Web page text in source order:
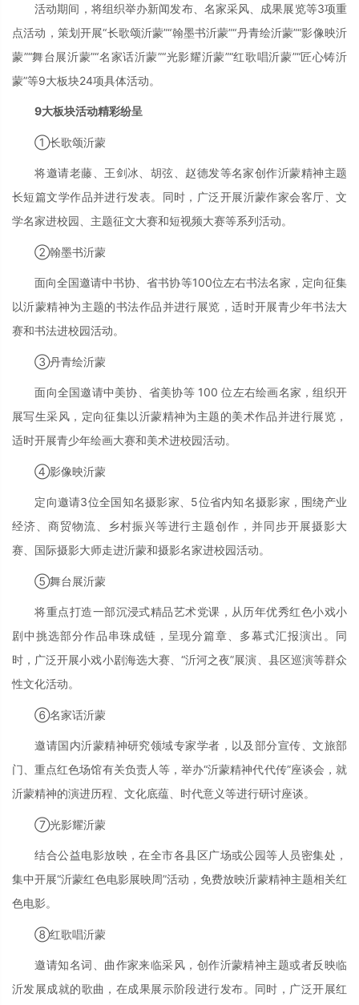
活动期间，将组织举办新闻发布、名家采风、成果展览等3项重
点活动，策划开展“长歌颂沂蒙”“翰墨书沂蒙”“丹青绘沂蒙”“影像映沂
蒙”“舞台展沂蒙”“名家话沂蒙”“光影耀沂蒙”“红歌唱沂蒙”“匠心铸沂
蒙”等9大板块24项具体活动。
9大板块活动精彩纷呈
①长歌颂沂蒙
将邀请老藤、王剑冰、胡弦、赵德发等名家创作沂蒙精神主题
长短篇文学作品并进行发表。同时，广泛开展沂蒙作家会客厅、文
学名家进校园、主题征文大赛和短视频大赛等系列活动。
②翰墨书沂蒙
面向全国邀请中书协、省书协等100位左右书法名家，定向征集
以沂蒙精神为主题的书法作品并进行展览，适时开展青少年书法大
赛和书法进校园活动。
③丹青绘沂蒙
面向全国邀请中美协、省美协等 100 位左右绘画名家，组织开
展写生采风，定向征集以沂蒙精神为主题的美术作品并进行展览，
适时开展青少年绘画大赛和美术进校园活动。
④影像映沂蒙
定向邀请3位全国知名摄影家、5位省内知名摄影家，围绕产业
经济、商贸物流、乡村振兴等进行主题创作，并同步开展摄影大
赛、国际摄影大师走进沂蒙和摄影名家进校园活动。
⑤舞台展沂蒙
将重点打造一部沉浸式精品艺术党课，从历年优秀红色小戏小
剧中挑选部分作品串珠成链，呈现分篇章、多幕式汇报演出。同
时，广泛开展小戏小剧海选大赛、“沂河之夜”展演、县区巡演等群众
性文化活动。
⑥名家话沂蒙
邀请国内沂蒙精神研究领域专家学者，以及部分宣传、文旅部
门、重点红色场馆有关负责人等，举办“沂蒙精神代代传”座谈会，就
沂蒙精神的演进历程、文化底蕴、时代意义等进行研讨座谈。
⑦光影耀沂蒙
结合公益电影放映，在全市各县区广场或公园等人员密集处，
集中开展“沂蒙红色电影展映周”活动，免费放映沂蒙精神主题相关红
色电影。
⑧红歌唱沂蒙
邀请知名词、曲作家来临采风，创作沂蒙精神主题或者反映临
沂发展成就的歌曲，在成果展示阶段进行发布。同时，广泛开展红